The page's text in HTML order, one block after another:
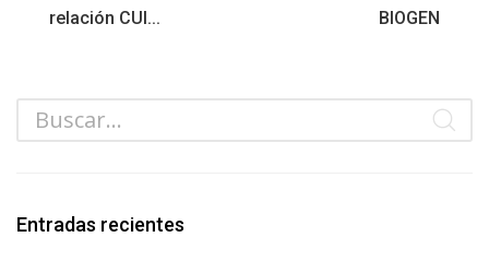
relación CUI...
BIOGEN
Entradas recientes